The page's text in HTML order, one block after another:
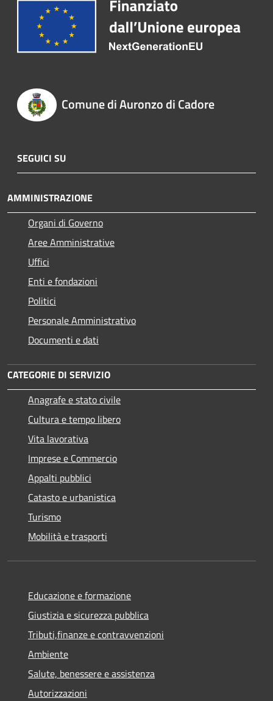
Comune di Auronzo di Cadore
SEGUICI SU
AMMINISTRAZIONE
Organi di Governo
Aree Amministrative
Uffici
Enti e fondazioni
Politici
Personale Amministrativo
Documenti e dati
CATEGORIE DI SERVIZIO
Anagrafe e stato civile
Cultura e tempo libero
Vita lavorativa
Imprese e Commercio
Appalti pubblici
Catasto e urbanistica
Turismo
Mobilità e trasporti
Educazione e formazione
Giustizia e sicurezza pubblica
Tributi,finanze e contravvenzioni
Ambiente
Salute, benessere e assistenza
Autorizzazioni